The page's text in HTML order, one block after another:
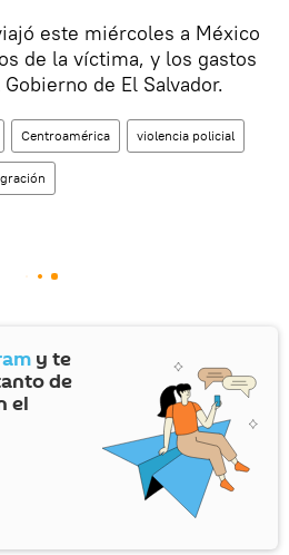
este miércoles a México
de la víctima, y los gastos
de El Salvador.
Centroamérica violencia policial
y te
de
el